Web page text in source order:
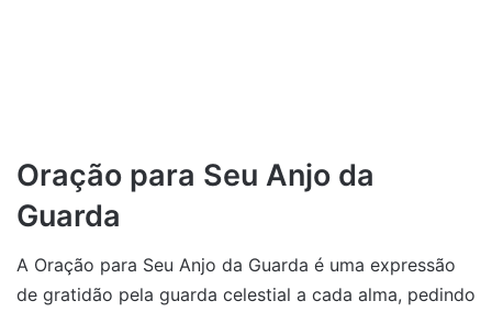
Oração para Seu Anjo da
Guarda
A Oração para Seu Anjo da Guarda é uma expressão
de gratidão pela guarda celestial a cada alma, pedindo